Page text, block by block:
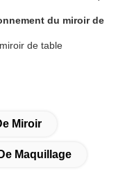
du miroir de
de table
Miroir
Maquillage